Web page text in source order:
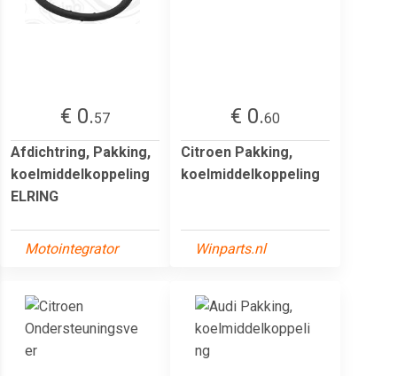
€ 0.57
Afdichtring, Pakking,
koelmiddelkoppeling
ELRING
Motointegrator
€ 0.60
Citroen Pakking,
koelmiddelkoppeling
Winparts.nl